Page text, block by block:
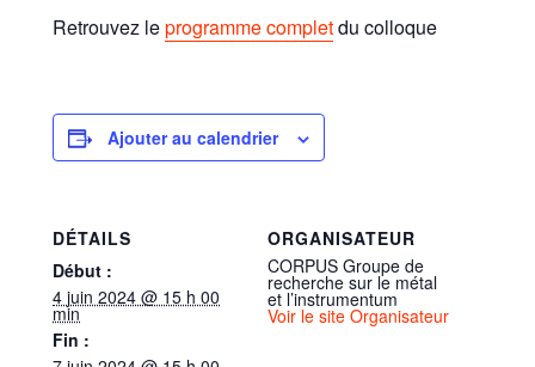
Retrouvez leprogramme completdu colloque
Ajouter au calendrier
DÉTAILS
Début :
4 juin 2024 @ 15 h 00
min
Fin :
ORGANISATEUR
CORPUS Groupe de
recherche sur le métal
et l’instrumentum
Voir le site Organisateur